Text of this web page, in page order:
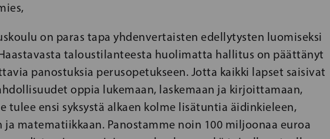
on paras tapa yhdenvertaisten edellytysten luomiseksi
taloustilanteesta huolimatta hallitus on päättänyt
panostuksia perusopetukseen. Jotta kaikki lapset saisivat
oppia lukemaan, laskemaan ja kirjoittamaan,
tulee ensi syksystä alkaen kolme lisätuntia äidinkieleen,
matematiikkaan. Panostamme noin 100 miljoonaa euroa